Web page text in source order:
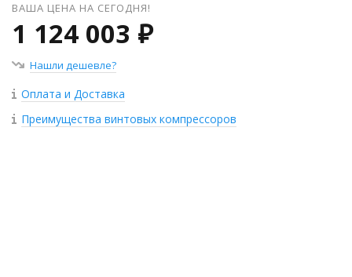
ВАША ЦЕНА НА СЕГОДНЯ!
1 124 003 ₽
Нашли дешевле?
Оплата и Доставка
Преимущества винтовых компрессоров